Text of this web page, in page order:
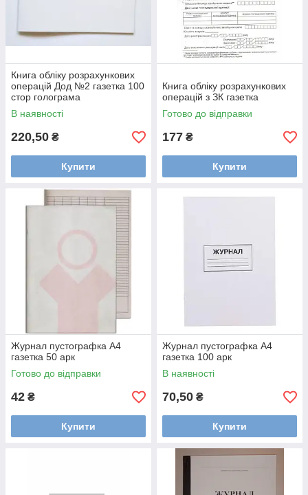
Книга обліку розрахункових
операцій Дод №2 газетка 100
стор голограма
В наявності
220,50 ₴
Купити
Книга обліку розрахункових
операцій з ЗК газетка
Готово до відправки
177 ₴
Купити
Журнал пустографка А4
газетка 50 арк
Готово до відправки
42 ₴
Купити
Журнал пустографка А4
газетка 100 арк
В наявності
70,50 ₴
Купити